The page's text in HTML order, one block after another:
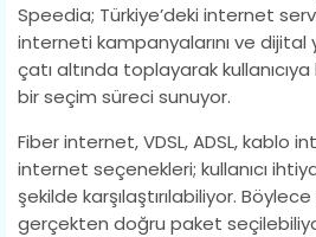
Speedia; Türkiye’deki internet
interneti kampanyalarını ve dijital
çatı altında toplayarak kullanıcıya
bir seçim süreci sunuyor.
Fiber internet, VDSL, ADSL, kablo
internet seçenekleri; kullanıcı
şekilde karşılaştırılabiliyor.
gerçekten doğru paket